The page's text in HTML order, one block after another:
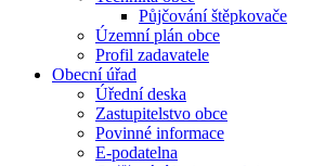
Půjčování štěpkovače
Územní plán obce
Profil zadavatele
Obecní úřad
Úřední deska
Zastupitelstvo obce
Povinné informace
E-podatelna